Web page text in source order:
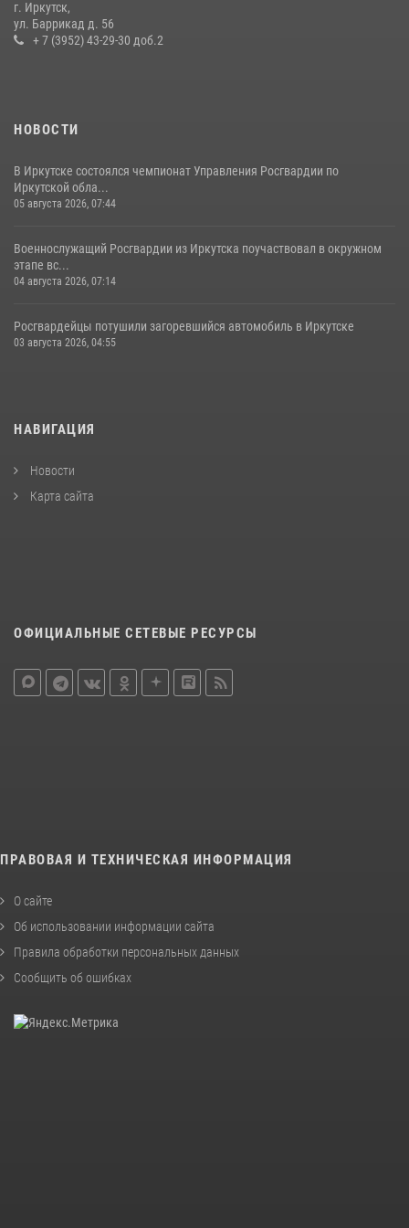
В Иркутске сотрудники вневедомственной охраны Росгвардии
приняли участие в благотворительной акции
г. Иркутск,
ул. Баррикад д. 56
+ 7 (3952) 43-29-30 доб.2
НОВОСТИ
В Иркутске состоялся чемпионат Управления Росгвардии по
Иркутской обла...
05 августа 2026, 07:44
Военнослужащий Росгвардии из Иркутска поучаствовал в окружном
этапе вс...
04 августа 2026, 07:14
Росгвардейцы потушили загоревшийся автомобиль в Иркутске
03 августа 2026, 04:55
НАВИГАЦИЯ
Новости
Карта сайта
ОФИЦИАЛЬНЫЕ СЕТЕВЫЕ РЕСУРСЫ
ПРАВОВАЯ И ТЕХНИЧЕСКАЯ ИНФОРМАЦИЯ
О сайте
Об использовании информации сайта
Правила обработки персональных данных
Сообщить об ошибках